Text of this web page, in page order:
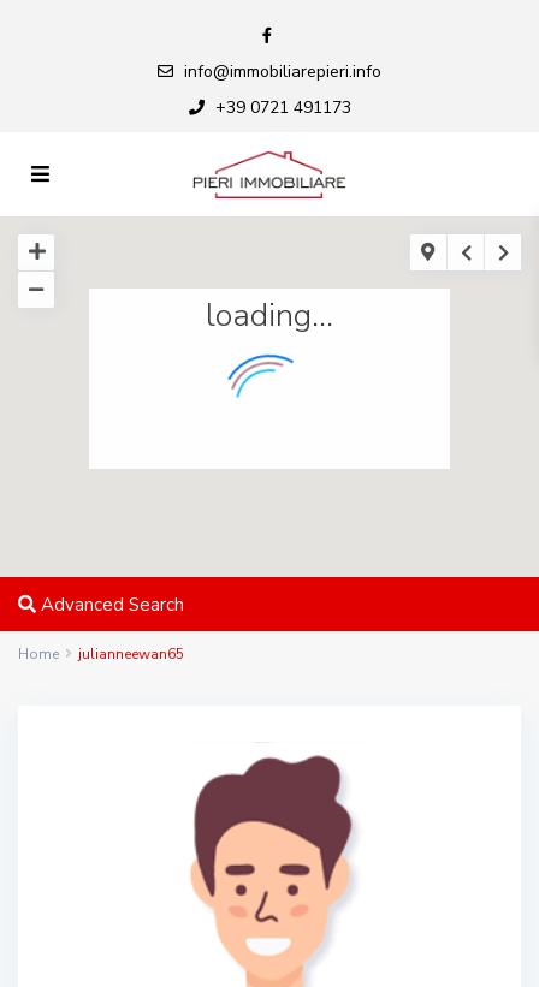
info@immobiliarepieri.info
+39 0721 491173
loading...
Advanced Search
Home julianneewan65